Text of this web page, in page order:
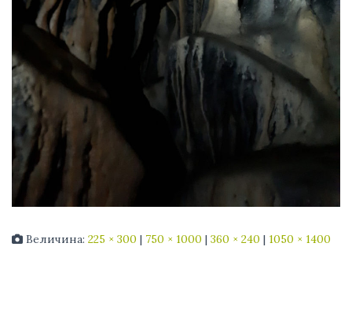
Величина: 225 × 300 | 750 × 1000 | 360 × 240 | 1050 × 1400